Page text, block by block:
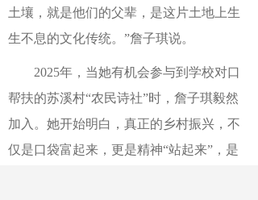
土壤，就是他们的父辈，是这片土地上生
生不息的文化传统。”詹子琪说。
2025年，当她有机会参与到学校对口
帮扶的苏溪村“农民诗社”时，詹子琪毅然
加入。她开始明白，真正的乡村振兴，不
仅是口袋富起来，更是精神“站起来”，是